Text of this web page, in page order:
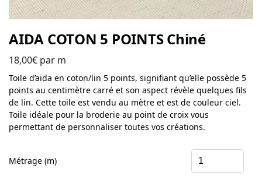
AIDA COTON 5 POINTS Chiné
18,00€ par m
Toile d’aida en coton/lin 5 points, signifiant qu’elle possède 5
points au centimètre carré et son aspect révèle quelques fils
de lin. Cette toile est vendu au mètre et est de couleur ciel.
Toile idéale pour la broderie au point de croix vous
permettant de personnaliser toutes vos créations.
Métrage (m)